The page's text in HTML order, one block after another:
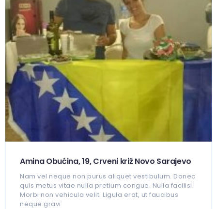
Amina Obućina, 19, Crveni križ Novo Sarajevo
Nam vel neque non purus aliquet vestibulum. Donec
quis metus vitae nulla pretium congue. Nulla facilisi.
Morbi non vehicula velit. Ligula erat, ut faucibus
neque gravi